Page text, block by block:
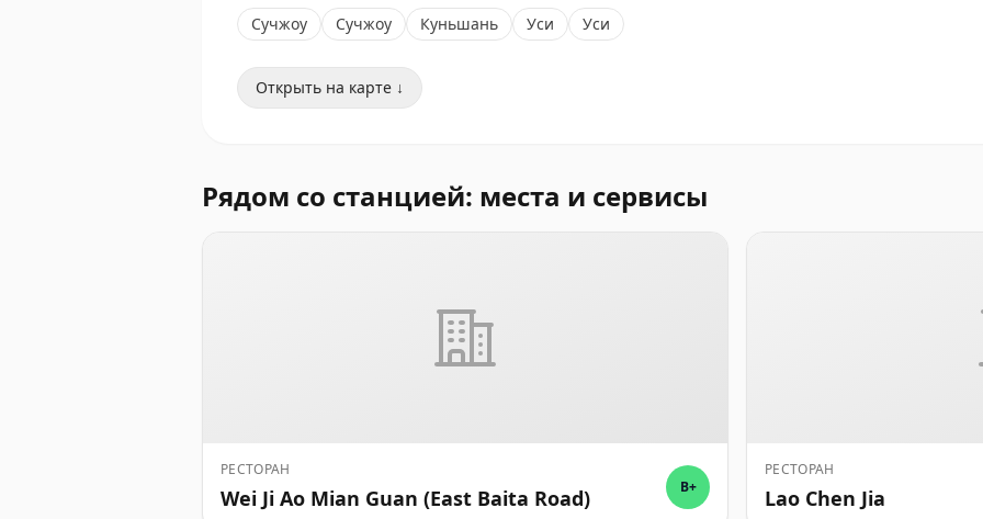
Сучжоу Сучжоу Куньшань Уси Уси
Открыть на карте ↓
Рядом со станцией: места и сервисы
РЕСТОРАН
Wei Ji Ao Mian Guan (East Baita Road) B+
РЕСТОРАН
Lao Chen Jia